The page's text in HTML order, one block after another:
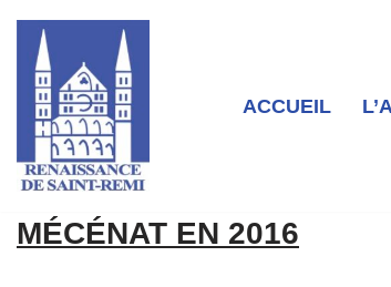
Aller
au
contenu
ACCUEIL
MÉCÉNAT EN 2016